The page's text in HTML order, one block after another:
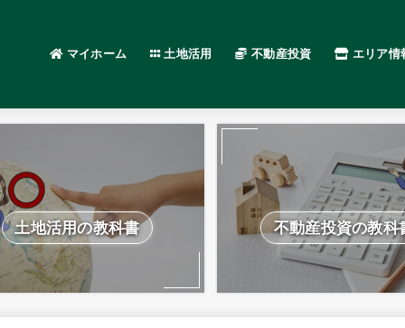
マイホーム 土地活用 不動産投資 エリア情
土地活用の教科書 不動産投資の教科